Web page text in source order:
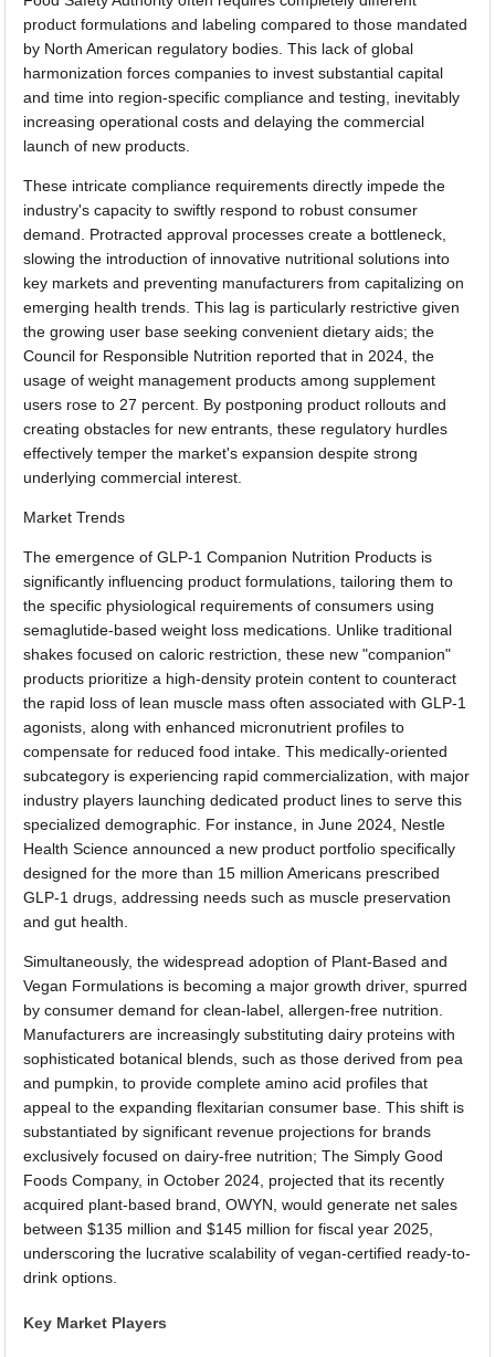
product formulations and labeling compared to those mandated
by North American regulatory bodies. This lack of global
harmonization forces companies to invest substantial capital
and time into region-specific compliance and testing, inevitably
increasing operational costs and delaying the commercial
launch of new products.
These intricate compliance requirements directly impede the
industry's capacity to swiftly respond to robust consumer
demand. Protracted approval processes create a bottleneck,
slowing the introduction of innovative nutritional solutions into
key markets and preventing manufacturers from capitalizing on
emerging health trends. This lag is particularly restrictive given
the growing user base seeking convenient dietary aids; the
Council for Responsible Nutrition reported that in 2024, the
usage of weight management products among supplement
users rose to 27 percent. By postponing product rollouts and
creating obstacles for new entrants, these regulatory hurdles
effectively temper the market's expansion despite strong
underlying commercial interest.
Market Trends
The emergence of GLP-1 Companion Nutrition Products is
significantly influencing product formulations, tailoring them to
the specific physiological requirements of consumers using
semaglutide-based weight loss medications. Unlike traditional
shakes focused on caloric restriction, these new "companion"
products prioritize a high-density protein content to counteract
the rapid loss of lean muscle mass often associated with GLP-1
agonists, along with enhanced micronutrient profiles to
compensate for reduced food intake. This medically-oriented
subcategory is experiencing rapid commercialization, with major
industry players launching dedicated product lines to serve this
specialized demographic. For instance, in June 2024, Nestle
Health Science announced a new product portfolio specifically
designed for the more than 15 million Americans prescribed
GLP-1 drugs, addressing needs such as muscle preservation
and gut health.
Simultaneously, the widespread adoption of Plant-Based and
Vegan Formulations is becoming a major growth driver, spurred
by consumer demand for clean-label, allergen-free nutrition.
Manufacturers are increasingly substituting dairy proteins with
sophisticated botanical blends, such as those derived from pea
and pumpkin, to provide complete amino acid profiles that
appeal to the expanding flexitarian consumer base. This shift is
substantiated by significant revenue projections for brands
exclusively focused on dairy-free nutrition; The Simply Good
Foods Company, in October 2024, projected that its recently
acquired plant-based brand, OWYN, would generate net sales
between $135 million and $145 million for fiscal year 2025,
underscoring the lucrative scalability of vegan-certified ready-to-
drink options.
Key Market Players